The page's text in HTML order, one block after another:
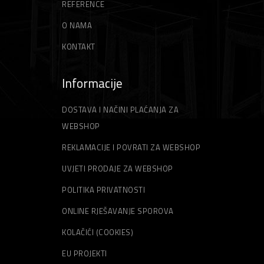
REFERENCE
O NAMA
KONTAKT
Informacije
DOSTAVA I NAČINI PLAĆANJA ZA
WEBSHOP
REKLAMACIJE I POVRATI ZA WEBSHOP
UVJETI PRODAJE ZA WEBSHOP
POLITIKA PRIVATNOSTI
ONLINE RJEŠAVANJE SPOROVA
KOLAČIĆI (COOKIES)
EU PROJEKTI